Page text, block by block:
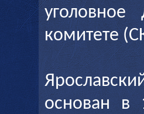
комитете
основан в